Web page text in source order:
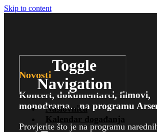
Skip to content
Toggle
Navigation
Naslovnica
Kalendar događanja
Novosti
Koncert, dokumentarci, filmovi,
monodrama…na programu
Provjerite što je na programu